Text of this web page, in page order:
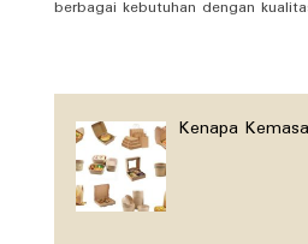
berbagai kebutuhan dengan
Kenapa